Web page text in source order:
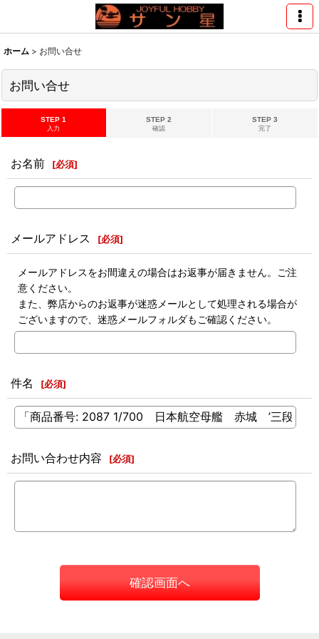
ホーム > お問い合せ
お問い合せ
STEP 1
入力
STEP 2
確認
STEP 3
完了
お名前 [必須]
メールアドレス [必須]
メールアドレスをお間違えの場合はお返事が届きません。ご注
意ください。
また、弊店からのお返事が迷惑メールとして処理される場合が
ございますので、迷惑メールフォルダもご確認ください。
件名 [必須]
お問い合わせ内容 [必須]
確認画面へ